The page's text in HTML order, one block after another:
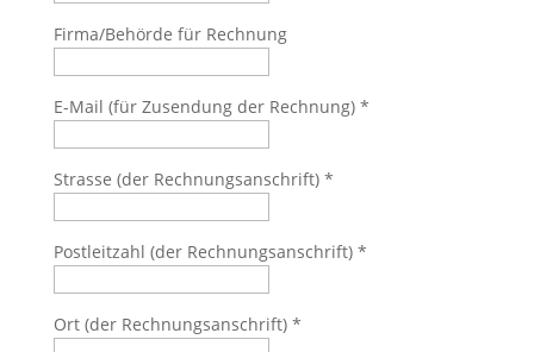
Firma/Behörde für Rechnung
E-Mail (für Zusendung der Rechnung) *
Strasse (der Rechnungsanschrift) *
Postleitzahl (der Rechnungsanschrift) *
Ort (der Rechnungsanschrift) *